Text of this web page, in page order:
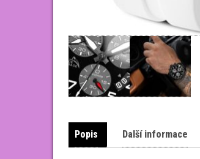
Popis Další informace